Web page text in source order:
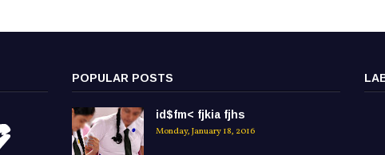
POPULAR POSTS
id$fm< fjkia fjhs
Monday, January 18, 2016